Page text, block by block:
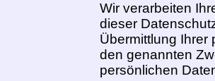
Wir verarbeiten
dieser
Übermittlung Ihrer
den genannten
persönlichen